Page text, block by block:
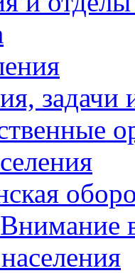
задачи